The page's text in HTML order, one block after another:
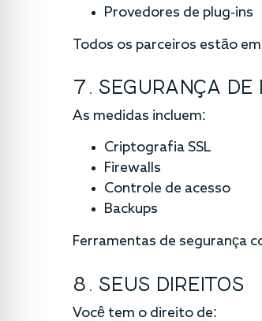
Provedores de plug-ins
Todos os parceiros estão
7. SEGURANÇA DE
As medidas incluem:
Criptografia SSL
Firewalls
Controle de acesso
Backups
Ferramentas de segurança
8. SEUS DIREITOS
Você tem o direito de: